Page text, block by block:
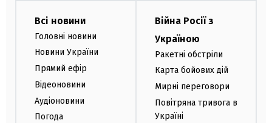
Всі новини
Головні новини
Новини України
Прямий ефір
Відеоновини
Аудіоновини
Погода
Війна Росії з
Україною
Ракетні обстріли
Карта бойових дій
Мирні переговори
Повітряна тривога в
Україні